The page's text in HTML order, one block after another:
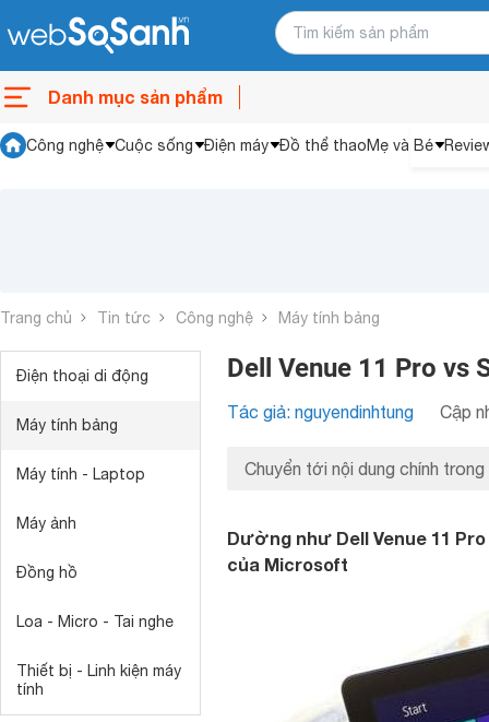
Danh mục sản phẩm
Công nghệ Cuộc sống Điện máy Đồ thể thaoMẹ và Bé
Trang chủ Tin tức Công nghệ Máy tính bảng
Điện thoại di động
Máy tính bảng
Máy tính - Laptop
Máy ảnh
Đồng hồ
Loa - Micro - Tai nghe
Thiết bị - Linh kiện máy
tính
Dell Venue 11 Pro vs
Tác giả: nguyendinhtung Cập
Chuyển tới nội dung chính trong
Dường như Dell Venue 11
của Microsoft